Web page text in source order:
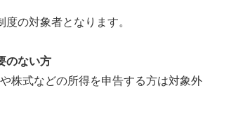
の対象者となります。
のない方
株式などの所得を申告する方は対象外